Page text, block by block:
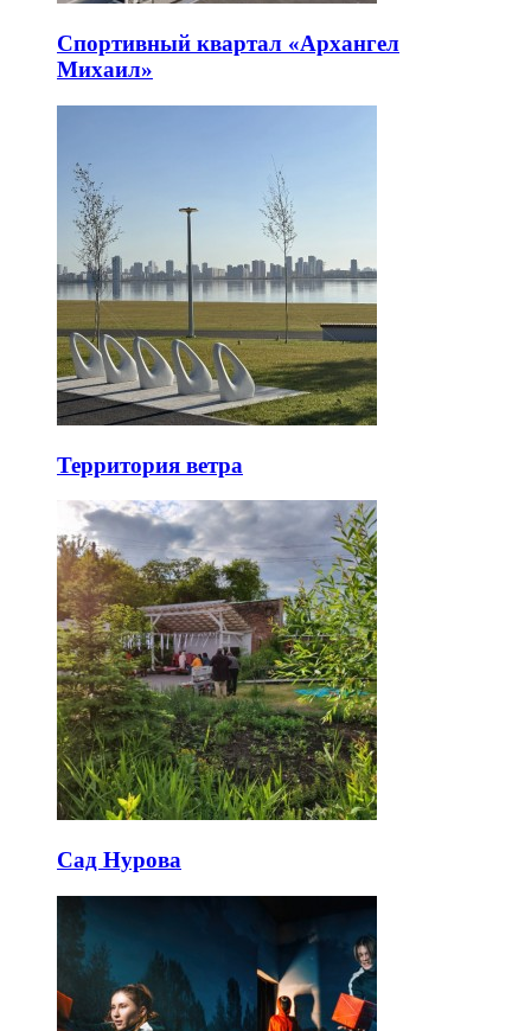
Спортивный квартал «Архангел
Михаил»
Территория ветра
Сад Нурова